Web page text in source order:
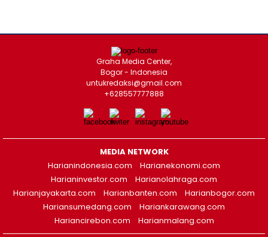
Graha Media Center,
Bogor - Indonesia
untukredaksi@gmail.com
+628557777888
MEDIA NETWORK
Harianindonesia.com
Harianekonomi.com
Harianinvestor.com
Harianolahraga.com
Harianjayakarta.com
Harianbanten.com
Harianbogor.com
Hariansumedang.com
Hariankarawang.com
Hariancirebon.com
Harianmalang.com